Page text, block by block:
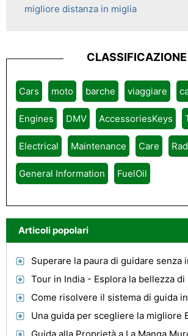
migliore distanza in miglia
CLASSIFICAZIONE
Cars moto barche viaggiare
Engines DMV AccessoriesKeys
Electrical Maintenance Care
General Information FuelOil
Articoli popolari
Superare la paura di guidare senza
Tour in India - Esplora la bellezza di